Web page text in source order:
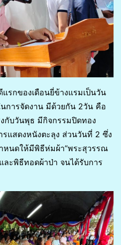
รกของเดือนยี่ข้างแรมเป็นวัน
การจัดงาน มีด้วยกัน 2วัน คือ
กับวันพุธ มีกิจกรรมปิดทอง
แสดงหนังตะลุง ส่วนวันที่ 2 ซึ่ง
หนดให้มีพิธีห่มผ้า”พระสุวรรณ
ละพิธีทอดผ้าป่า จนได้รับการ